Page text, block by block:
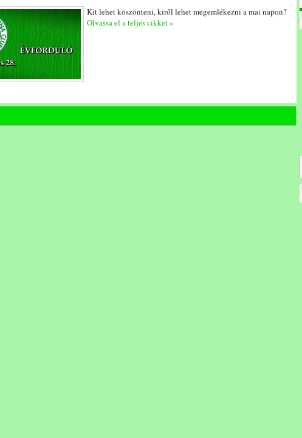
Kit lehet köszönteni, kiről lehet megemlékezni a mai napon?
Olvassa el a teljes cikket »